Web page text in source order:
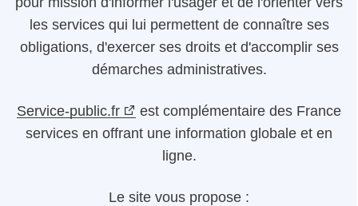
les services qui lui permettent de connaître ses
obligations, d'exercer ses droits et d'accomplir ses
démarches administratives.
Service-public.fr
est complémentaire des France
services en offrant une information globale et en
ligne.
Le site vous propose :